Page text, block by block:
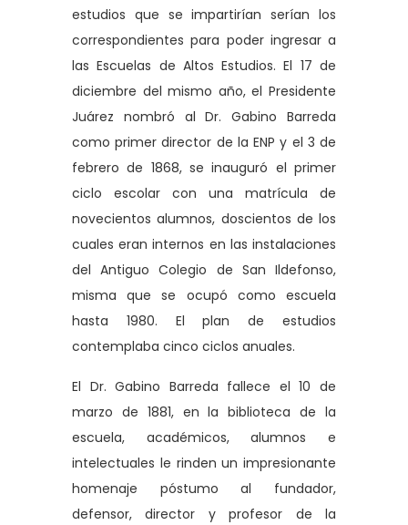
estudios que se impartirían serían los
correspondientes para poder ingresar a
las Escuelas de Altos Estudios. El 17 de
diciembre del mismo año, el Presidente
Juárez nombró al Dr. Gabino Barreda
como primer director de la ENP y el 3 de
febrero de 1868, se inauguró el primer
ciclo escolar con una matrícula de
novecientos alumnos, doscientos de los
cuales eran internos en las instalaciones
del Antiguo Colegio de San Ildefonso,
misma que se ocupó como escuela
hasta 1980. El plan de estudios
contemplaba cinco ciclos anuales.
El Dr. Gabino Barreda fallece el 10 de
marzo de 1881, en la biblioteca de la
escuela, académicos, alumnos e
intelectuales le rinden un impresionante
homenaje póstumo al fundador,
defensor, director y profesor de la